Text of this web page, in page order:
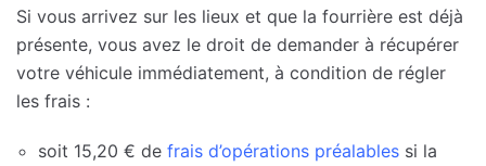
Si vous arrivez sur les lieux et que la fourrière est déjà
présente, vous avez le droit de demander à récupérer
votre véhicule immédiatement, à condition de régler
les frais :
soit 15,20 € de frais d’opérations préalables si la